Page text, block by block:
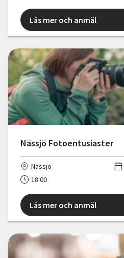
Läs mer och anmäl
Nässjö Fotoentusiaster
Nässjö
18:00
Läs mer och anmäl